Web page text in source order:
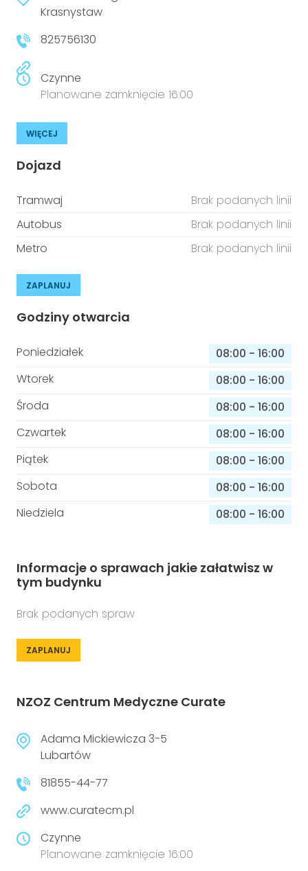
niepełnosprawnościami
Prawo
Prawa osób z niepełnosprawnościami
Urządzenia IoT
Krasnystaw
825756130
Czynne
Planowane zamknięcie 16:00
WIĘCEJ
Dojazd
Tramwaj
Brak podanych linii
Autobus
Brak podanych linii
Metro
Brak podanych linii
ZAPLANUJ
Godziny otwarcia
Poniedziałek 08:00 - 16:00
Wtorek
08:00 - 16:00
Środa
08:00 - 16:00
Czwartek
08:00 - 16:00
Piątek
08:00 - 16:00
Sobota
08:00 - 16:00
Niedziela
08:00 - 16:00
Informacje o sprawach jakie załatwisz w
tym budynku
Brak podanych spraw
ZAPLANUJ
NZOZ Centrum Medyczne Curate
Adama Mickiewicza 3-5
Lubartów
81855-44-77
www.curatecm.pl
Czynne
Planowane zamknięcie 16:00